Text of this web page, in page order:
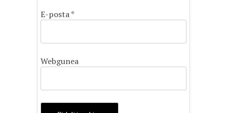
E-posta*
Webgunea